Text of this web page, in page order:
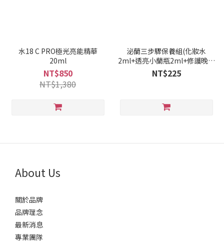
水18 C PRO極光亮能精華
20ml
NT$850
NT$1,380
泌蘭三步驟保養組(化妝水
2ml+透亮小蘭瓶2ml+修護晚霜
2g)
NT$225
About Us
關於品牌
品牌理念
最新消息
專業團隊